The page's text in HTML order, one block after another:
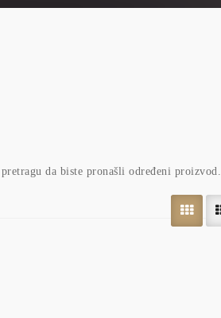
da biste pronašli određeni proizvod.